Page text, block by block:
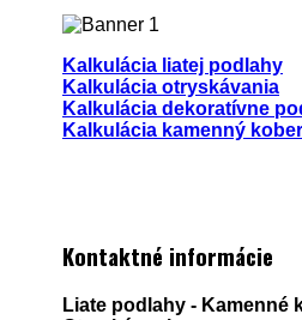
Kalkulácia liatej podlahy
Kalkulácia otryskávania
Kalkulácia dekoratívne
Kalkulácia kamenný
Kontaktné informácie
Liate podlahy - Kamenné